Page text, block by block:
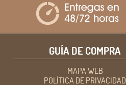
GUÍA DE COMPRA
MAPA WEB
POLÍTICA DE PRIVACIDAD